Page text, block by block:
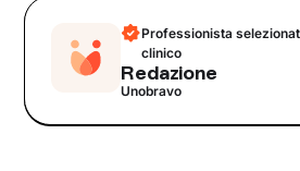
Professionista
clinico
Redazione
Unobravo